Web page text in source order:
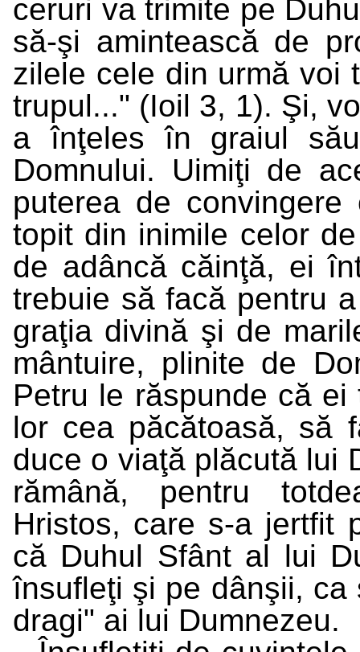
ceruri va trimite pe
să-şi amintească de
zilele cele din urmă voi
trupul..." (Ioil 3, 1). Şi,
a înţeles în graiul
Domnului. Uimiţi de
puterea de
topit din inimile celor
de adâncă căinţă, ei
trebuie să facă pentru
graţia divină şi de
mântuire, plinite de
Petru le răspunde că
lor cea păcătoasă, să
duce o viaţă plăcută lui
rămână, pentru
Hristos, care s-a jertfit
că Duhul Sfânt al lui
însufleţi şi pe dânşii,
dragi" ai lui Dumnezeu.